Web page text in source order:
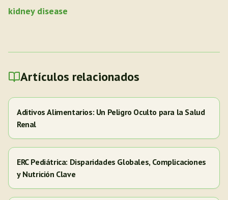
kidney disease
Artículos relacionados
Aditivos Alimentarios: Un Peligro Oculto para la Salud
Renal
ERC Pediátrica: Disparidades Globales, Complicaciones
y Nutrición Clave